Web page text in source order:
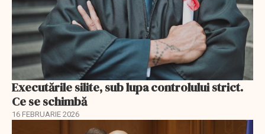
Executările silite, sub lupa controlului strict.
Ce se schimbă
16 FEBRUARIE 2026